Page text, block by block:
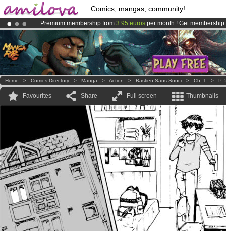
Comics, mangas, community!
Premium membership from 3.95 euros per month ! Get membership
AmilovaKickstarter is now LIVE!.
Already 134393membersand 1208 comics & mangas!.
Home > Comics Directory > Manga > Action > Bastien Sans Souci > Ch. 1 > P.
Favourites Share Full screen Thumbnails